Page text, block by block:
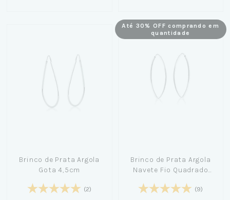
Brinco de Prata Argola
Gota 4,5cm
(2)
Até 30% OFF comprando em
quantidade
Brinco de Prata Argola
Navete Fio Quadrado
(9)